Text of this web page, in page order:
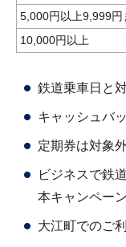
5,000円以上9,999円
10,000円以上
鉄道乗車日と
キャッシュバ
定期券は対象
ビジネスで鉄
本キャンペー
大江町でのご